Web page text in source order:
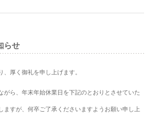
らせ
厚く御礼を申し上げます。
がら、年末年始休業日を下記のとおりとさせていた
ますが、何卒ご了承くださいますようお願い申し上